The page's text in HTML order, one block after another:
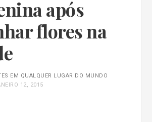
após
flores na
EM QUALQUER LUGAR DO MUNDO
12, 2015